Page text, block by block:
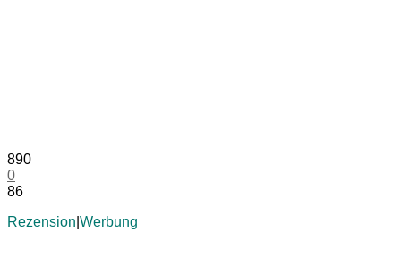
890
0
86
Rezension Werbung